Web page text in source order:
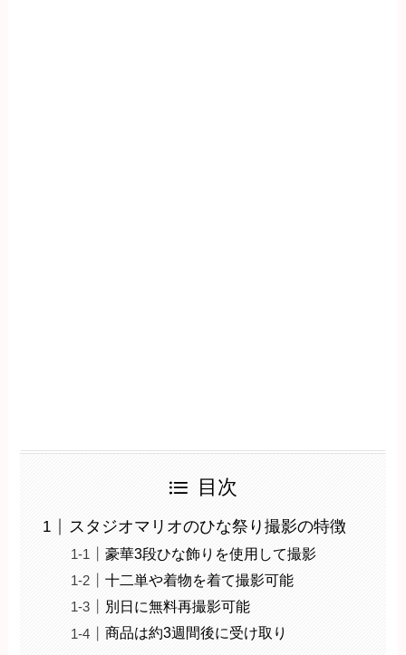
目次
スタジオマリオのひな祭り撮影の特徴
豪華3段ひな飾りを使用して撮影
十二単や着物を着て撮影可能
別日に無料再撮影可能
商品は約3週間後に受け取り